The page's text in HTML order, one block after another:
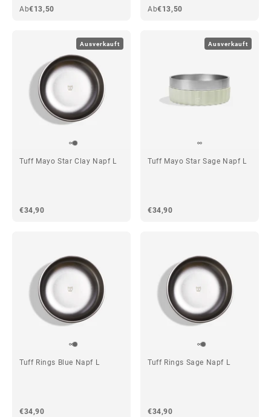
Ab€13,50 Ab€13,50
Ausverkauft
Tuff Mayo Star Clay Napf L
€34,90
Ausverkauft
Tuff Mayo Star Sage Napf L
€34,90
Tuff Rings Blue Napf L
€34,90
Tuff Rings Sage Napf L
€34,90